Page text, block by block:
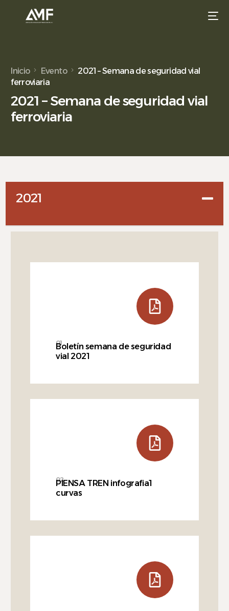
Inicio Evento
2021 – Semana de seguridad vial
ferroviaria
2021 – Semana de seguridad vial
ferroviaria
2021
01
Boletín semana de seguridad
vial 2021
02
PIENSA TREN infografia1
curvas